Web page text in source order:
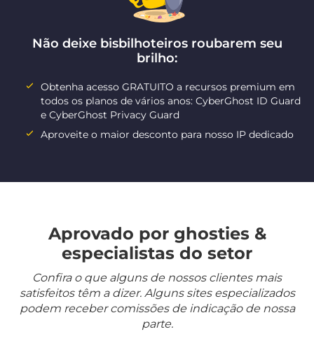
Não deixe bisbilhoteiros roubarem seu
brilho:
Obtenha acesso GRATUITO a recursos premium em
todos os planos de vários anos: CyberGhost ID Guard
e CyberGhost Privacy Guard
Aproveite o maior desconto para nosso IP dedicado
Aprovado por ghosties &
especialistas do setor
Confira o que alguns de nossos clientes mais
satisfeitos têm a dizer. Alguns sites especializados
podem receber comissões de indicação de nossa
parte.